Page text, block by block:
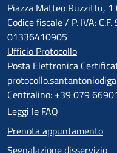
Piazza Matteo Ruzzittu,
Codice fiscale / P. IVA:
01336410905
Ufficio Protocollo
Posta Elettronica
Centralino: +39 079
Leggi le FAQ
Prenota appuntamento
Segnalazione disservizio